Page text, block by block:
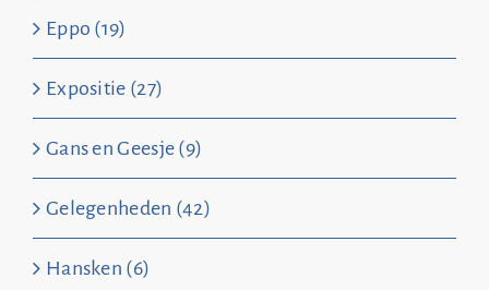
Eppo (19)
Expositie (27)
Gans en Geesje (9)
Gelegenheden (42)
Hansken (6)